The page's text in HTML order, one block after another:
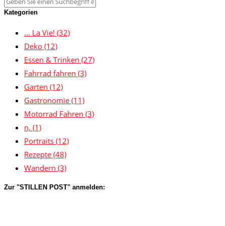
Kategorien
… La Vie! (32)
Deko (12)
Essen & Trinken (27)
Fahrrad fahren (3)
Garten (12)
Gastronomie (11)
Motorrad Fahren (3)
n, (1)
Portraits (12)
Rezepte (48)
Wandern (3)
Zur "STILLEN POST" anmelden: